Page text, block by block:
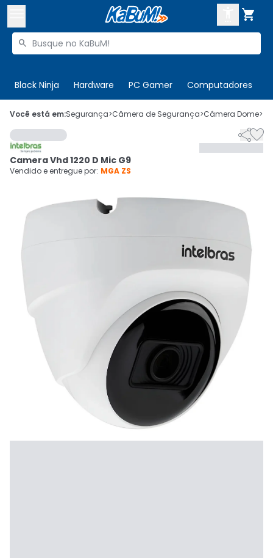

Buscar produtos

Black Ninja Hardware PC Gamer Computadores
 Olá. Acesse sua conta
 Departamentos
Cupons
Ativar tradutor em libras
CADASTRE-SE
Você está em:Segurança>Câmera de Segurança>Câmera Dome>

Camera Vhd 1220 D Mic G9
Vendido e entregue por: MGA ZS